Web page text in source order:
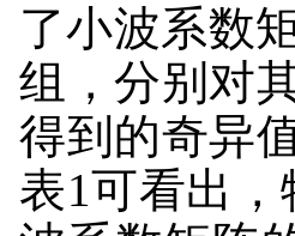
了小波系数
组，分别对
得到的奇异
表1可看出